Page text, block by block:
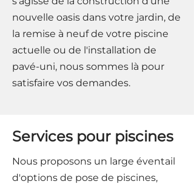
nouvelle oasis dans votre jardin, de
la remise à neuf de votre piscine
actuelle ou de l'installation de
pavé-uni, nous sommes là pour
satisfaire vos demandes.
Services pour piscines
Nous proposons un large éventail
d'options de pose de piscines,